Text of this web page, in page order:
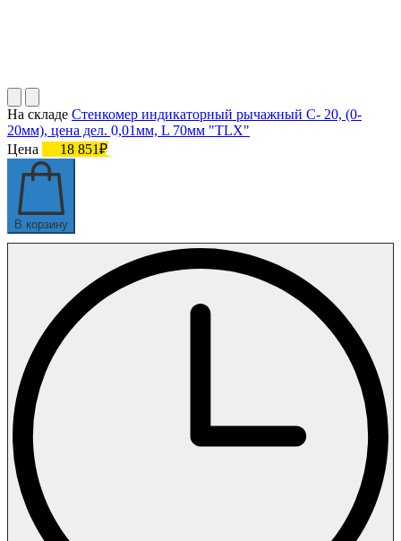
На складе Стенкомер индикаторный рычажный С- 20, (0-
20мм), цена дел. 0,01мм, L 70мм "TLX"
Цена
18 851₽
В корзину